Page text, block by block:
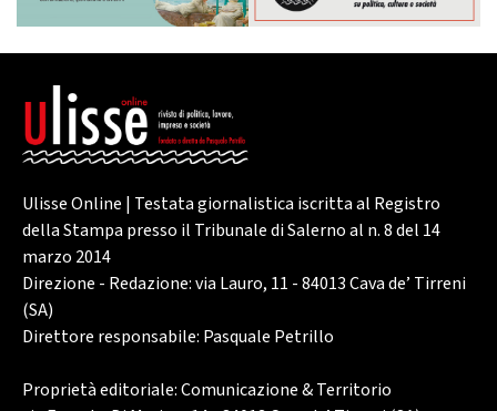
Ulisse Online | Testata giornalistica iscritta al Registro
della Stampa presso il Tribunale di Salerno al n. 8 del 14
marzo 2014
Direzione - Redazione: via Lauro, 11 - 84013 Cava de’ Tirreni
(SA)
Direttore responsabile: Pasquale Petrillo
Proprietà editoriale: Comunicazione & Territorio